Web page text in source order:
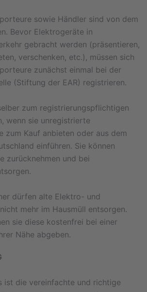
sowie Händler sind von dem
Bevor Elektrogeräte in
gebracht werden (präsentieren,
verschenken, etc.), müssen sich
zunächst einmal bei der
(Stiftung der EAR) registrieren.
zum registrierungspflichtigen
wenn sie unregistrierte
zum Kauf anbieten oder aus dem
einführen. Sie können
zurücknehmen und bei
dürfen alte Elektro- und
mehr im Hausmüll entsorgen.
sie diese kostenfrei bei einer
Nähe abgeben.
ist die vereinfachte und richtige